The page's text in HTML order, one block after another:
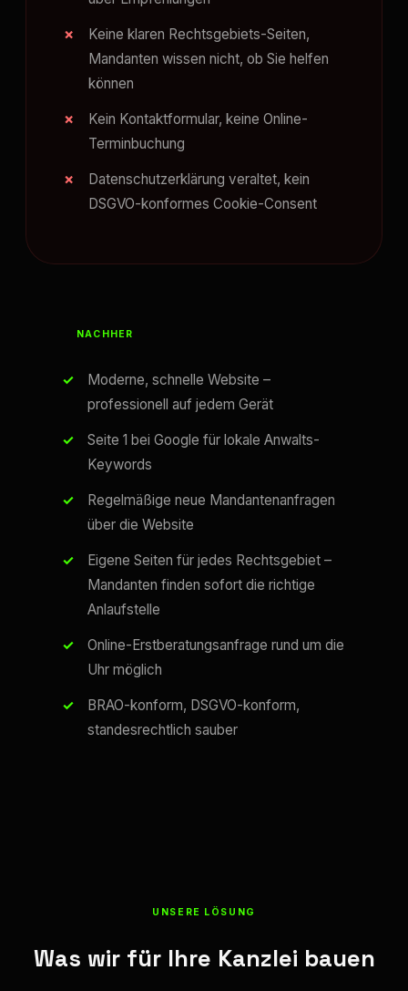
Keine klaren Rechtsgebiets-Seiten,
Mandanten wissen nicht, ob Sie helfen
können
Kein Kontaktformular, keine Online-
Terminbuchung
Datenschutzerklärung veraltet, kein
DSGVO-konformes Cookie-Consent
NACHHER
Moderne, schnelle Website –
professionell auf jedem Gerät
Seite 1 bei Google für lokale Anwalts-
Keywords
Regelmäßige neue Mandantenanfragen
über die Website
Eigene Seiten für jedes Rechtsgebiet –
Mandanten finden sofort die richtige
Anlaufstelle
Online-Erstberatungsanfrage rund um die
Uhr möglich
BRAO-konform, DSGVO-konform,
standesrechtlich sauber
UNSERE LÖSUNG
Was wir für Ihre Kanzlei bauen